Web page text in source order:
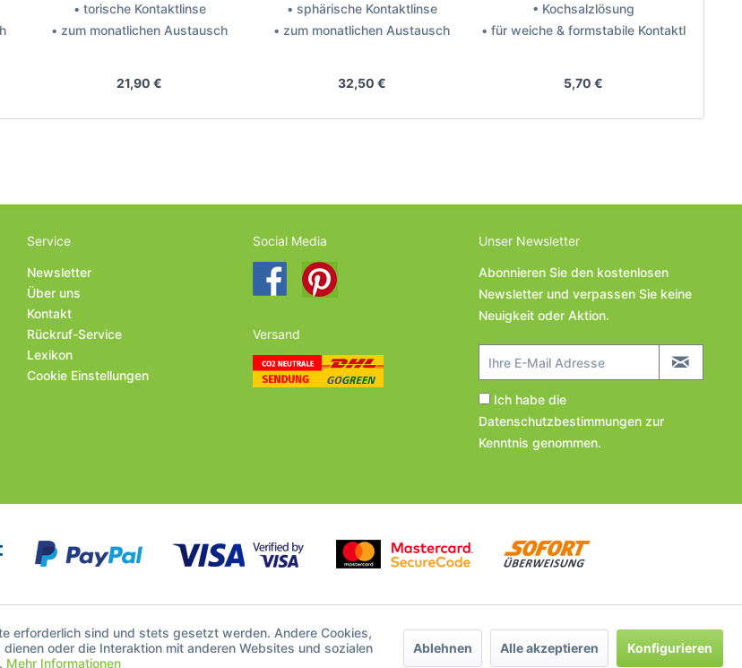
• torische Kontaktlinse
• zum monatlichen Austausch
21,90 €
• sphärische Kontaktlinse
• zum monatlichen Austausch
32,50 €
• Kochsalzlösung
• für weiche & formstabile Kontaktlinsen
5,70 €
Service
Newsletter
Über uns
Kontakt
Rückruf-Service
Lexikon
Cookie Einstellungen
Social Media
Versand
Unser Newsletter
Abonnieren Sie den kostenlosen
Newsletter und verpassen Sie keine
Neuigkeit oder Aktion.
Ich habe die
Datenschutzbestimmungen zur
Kenntnis genommen.
erforderlich sind und stets gesetzt werden. Andere Cookies,
oder die Interaktion mit anderen Websites und sozialen
Mehr Informationen
Ablehnen Alle akzeptieren Konfigurieren